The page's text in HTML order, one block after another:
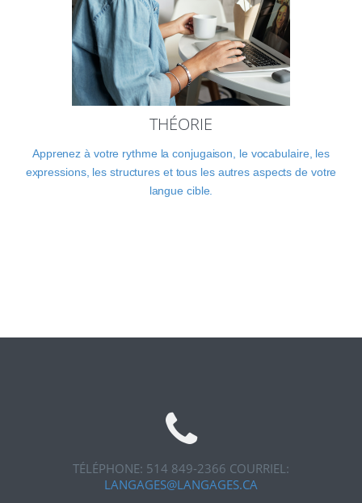
THÉORIE
Apprenez à votre rythme la conjugaison, le vocabulaire, les
expressions, les structures et tous les autres aspects de votre
langue cible.
TÉLÉPHONE: 514 849-2366 COURRIEL:
LANGAGES@LANGAGES.CA